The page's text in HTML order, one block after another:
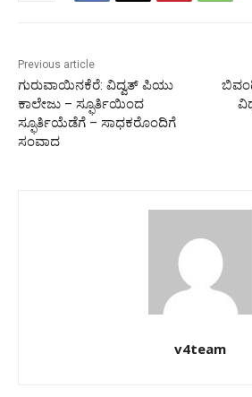
Previous article
ಗುರುವಾಯಿನಕೆರೆ: ವಿದ್ವತ್ ಪಿಯು
ಕಾಲೇಜು – ಸ್ಫೂರ್ತಿಯಿಂದ
ಸ್ಫೂರ್ತಿಯೆಡೆಗೆ – ಸಾಧಕರೊಂದಿಗೆ
ಸಂವಾದ
v4team